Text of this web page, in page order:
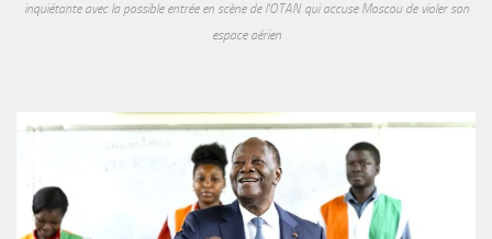
inquiétante avec la possible entrée en scène de l'OTAN qui accuse Moscou de violer son
espace aérien